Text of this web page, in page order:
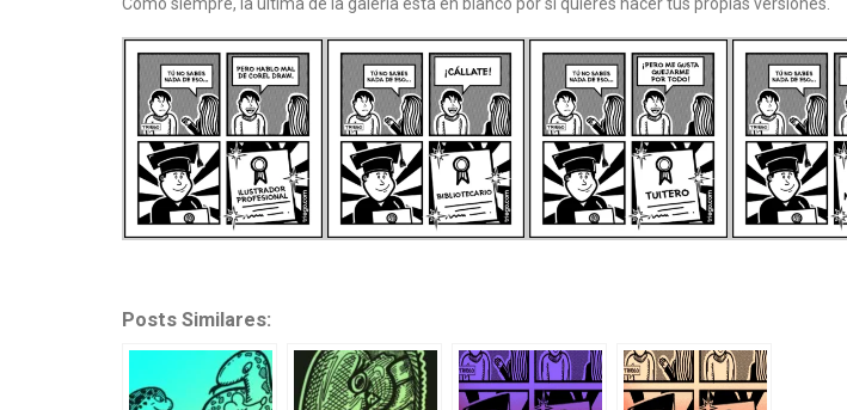
Posts Similares: